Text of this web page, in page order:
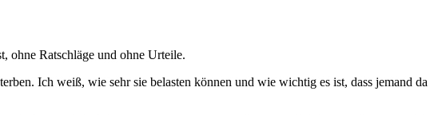
ohne Ratschläge und ohne Urteile.
Ich weiß, wie sehr sie belasten können und wie wichtig es ist, dass jemand